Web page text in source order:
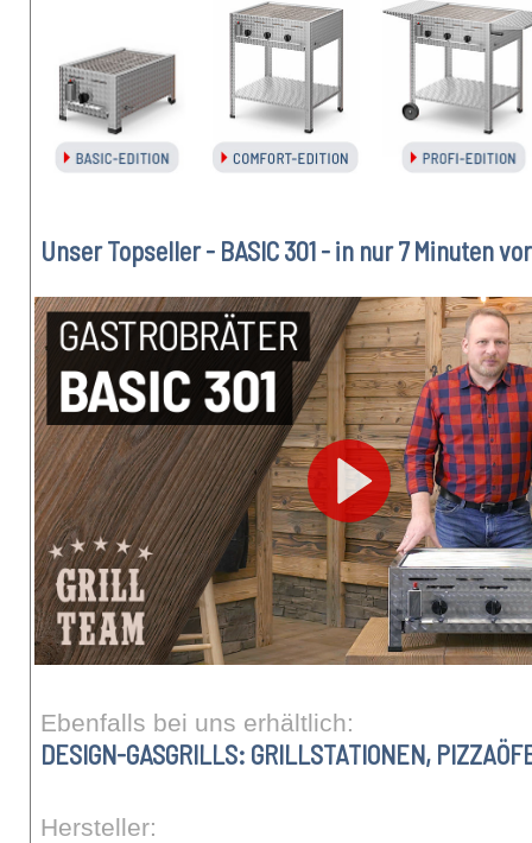
Unser Topseller - BASIC 301 - in nur 7 Minuten
Ebenfalls bei uns erhältlich:
DESIGN-GASGRILLS: GRILLSTATIONEN,
Hersteller: